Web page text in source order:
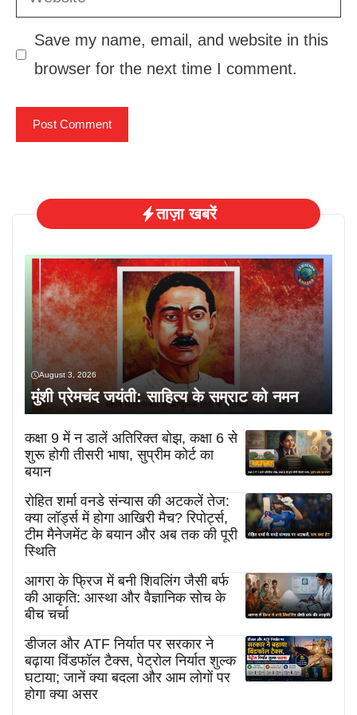
Save my name, email, and website in this
browser for the next time I comment.
ताज़ा खबरें
August 3, 2026
मुंशी प्रेमचंद जयंती: साहित्य के सम्राट को नमन
कक्षा 9 में न डालें अतिरिक्त बोझ, कक्षा 6 से
शुरू होगी तीसरी भाषा, सुप्रीम कोर्ट का
बयान
रोहित शर्मा वनडे संन्यास की अटकलें तेज:
क्या लॉर्ड्स में होगा आखिरी मैच? रिपोर्ट्स,
टीम मैनेजमेंट के बयान और अब तक की पूरी
स्थिति
आगरा के फ्रिज में बनी शिवलिंग जैसी बर्फ
की आकृति: आस्था और वैज्ञानिक सोच के
बीच चर्चा
डीजल और ATF निर्यात पर सरकार ने
बढ़ाया विंडफॉल टैक्स, पेट्रोल निर्यात शुल्क
घटाया; जानें क्या बदला और आम लोगों पर
होगा क्या असर